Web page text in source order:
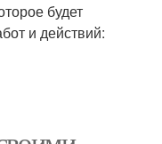
будет
и действий: